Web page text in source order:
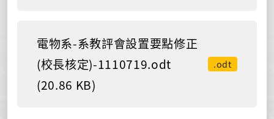
電物系-系教評會設置要點修正
(校長核定)-1110719.odt
(20.86 KB)
.odt